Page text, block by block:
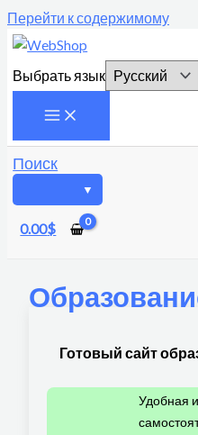
Перейти к содержимому
Выбрать язык
Поиск
0.00$
Готовый сайт
Удобная